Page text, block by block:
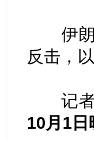
伊朗
反击，
记者
10月1